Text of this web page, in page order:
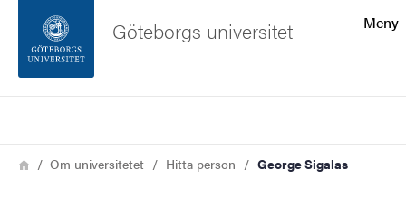
Sidfoten
Meny
Göteborgs universitet
Länkstig
HemOm universitetet Hitta person George Sigalas